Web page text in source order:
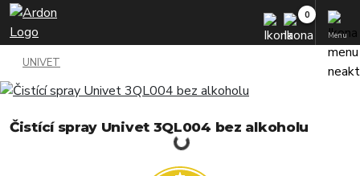
Menu
UNIVET
Čistící spray Univet 3QL004 bez alkoholu